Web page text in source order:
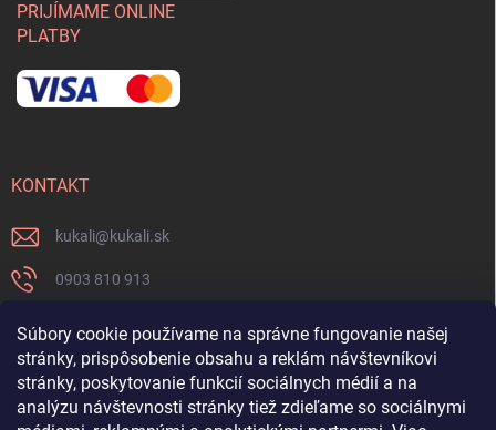
Súbory cookie používame na správne fungovanie našej
stránky, prispôsobenie obsahu a reklám návštevníkovi
stránky, poskytovanie funkcií sociálnych médií a na
analýzu návštevnosti stránky tiež zdieľame so sociálnymi
PRIJÍMAME ONLINE
PLATBY
KONTAKT
kukali@kukali.sk
0903 810 913
0903 810 913
Nenechajte si ujsť novinky a sledujte nás na FB
kukalishop